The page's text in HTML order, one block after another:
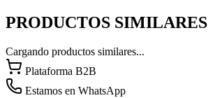
PRODUCTOS SIMILARES
Cargando productos similares...
Plataforma B2B
Estamos en WhatsApp